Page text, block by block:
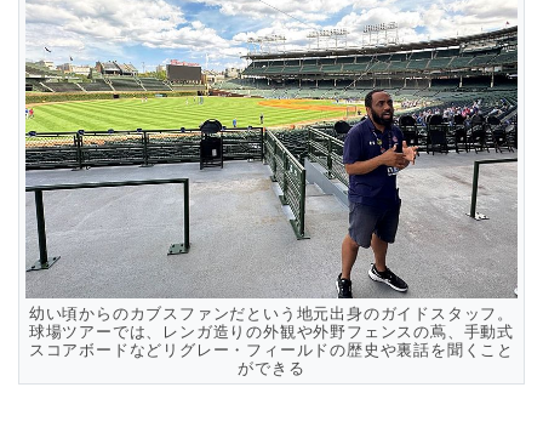
幼い頃からのカブスファンだという地元出身のガイドスタッフ。
球場ツアーでは、レンガ造りの外観や外野フェンスの蔦、手動式
スコアボードなどリグレー・フィールドの歴史や裏話を聞くこと
ができる